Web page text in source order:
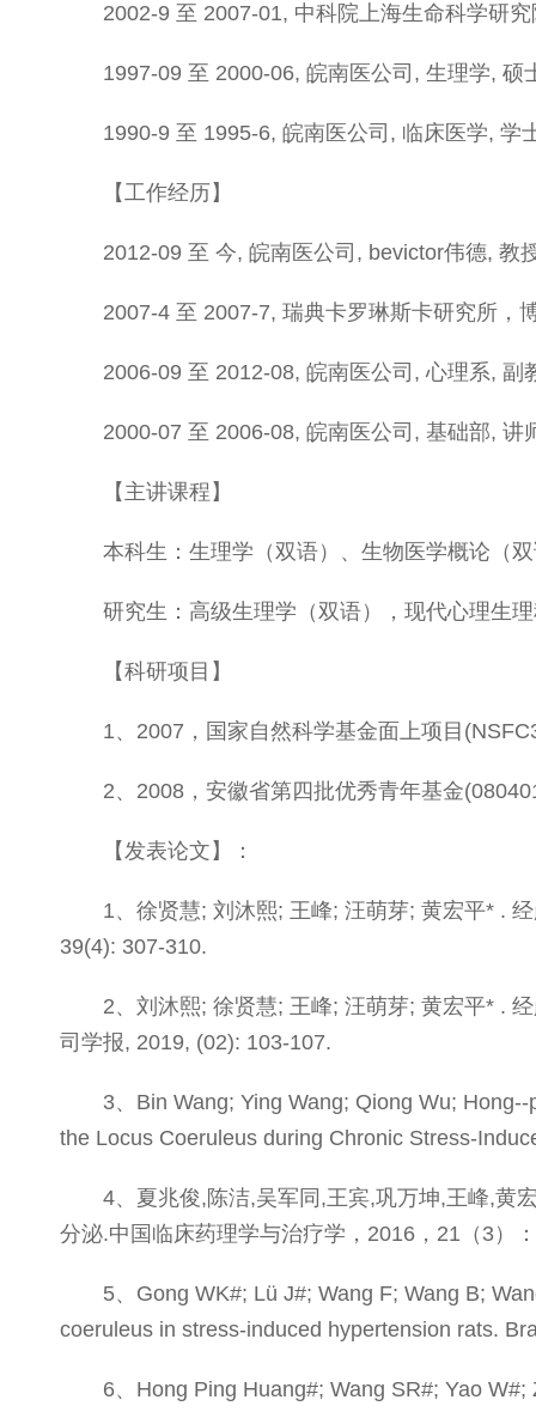
2002-9 至 2007-01, 中科院上海生命科学研
1997-09 至 2000-06, 皖南医公司, 生理学, 硕
1990-9 至 1995-6, 皖南医公司, 临床医学, 学
【工作经历】
2012-09 至 今, 皖南医公司, bevictor伟德, 教
2007-4 至 2007-7, 瑞典卡罗琳斯卡研究所，
2006-09 至 2012-08, 皖南医公司, 心理系, 副
2000-07 至 2006-08, 皖南医公司, 基础部, 讲
【主讲课程】
本科生：生理学（双语）、生物医学概论（
研究生：高级生理学（双语），现代心理生
【科研项目】
1、2007，国家自然科学基金面上项目
2、2008，安徽省第四批优秀青年基金
【发表论文】：
1、徐贤慧; 刘沐熙; 王峰; 汪萌芽; 黄宏平* .
39(4): 307-310.
2、刘沐熙; 徐贤慧; 王峰; 汪萌芽; 黄宏平* .
司学报, 2019, (02): 103-107.
3、Bin Wang; Ying Wang; Qiong Wu;
the Locus Coeruleus during Chronic Stress-
4、夏兆俊,陈洁,吴军同,王宾,巩万坤,王峰,黄
分泌.中国临床药理学与治疗学，2016，21（3）
5、Gong WK#; Lü J#; Wang F; Wang B;
coeruleus in stress-induced hypertension rats.
6、Hong Ping Huang#; Wang SR#; Yao